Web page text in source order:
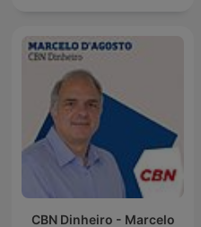
CBN Dinheiro - Marcelo